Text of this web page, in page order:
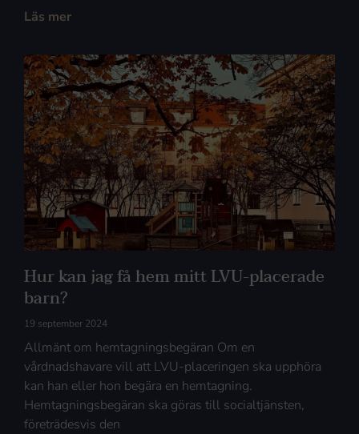
Läs mer
Hur kan jag få hem mitt LVU-placerade
barn?
19 september 2024
Allmänt om hemtagningsbegäran Om en
vårdnadshavare vill att LVU-placeringen ska upphöra
kan han eller hon begära en hemtagning.
Hemtagningsbegäran ska göras till socialtjänsten,
företrädesvis den